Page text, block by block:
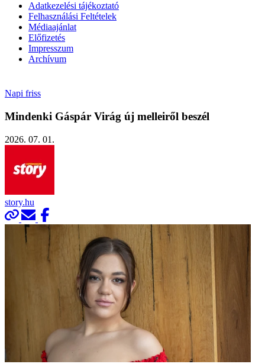
Adatkezelési tájékoztató
Felhasználási Feltételek
Médiaajánlat
Előfizetés
Impresszum
Archívum
Napi friss
Mindenki Gáspár Virág új melleiről beszél
2026. 07. 01.
story.hu